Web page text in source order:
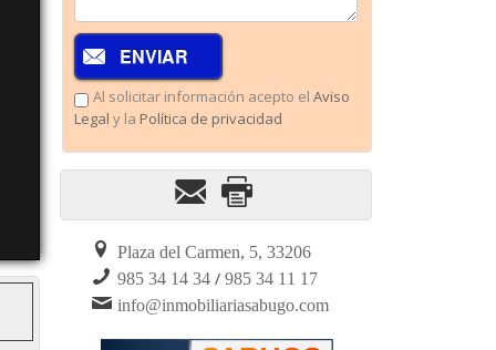
Al solicitar información acepto el Aviso
Legal y la Política de privacidad
Plaza del Carmen, 5, 33206
985 34 14 34 / 985 34 11 17
info@inmobiliariasabugo.com